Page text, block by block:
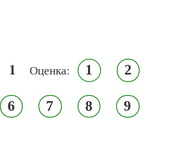
1 Оценка: 1 2
6 7 8 9